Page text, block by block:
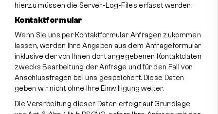
hierzu müssen die Server-Log-Files erfasst werden.
Kontaktformular
Wenn Sie uns per Kontaktformular Anfragen zukommen
lassen, werden Ihre Angaben aus dem Anfrageformular
inklusive der von Ihnen dort angegebenen Kontaktdaten
zwecks Bearbeitung der Anfrage und für den Fall von
Anschlussfragen bei uns gespeichert. Diese Daten
geben wir nicht ohne Ihre Einwilligung weiter.
Die Verarbeitung dieser Daten erfolgt auf Grundlage